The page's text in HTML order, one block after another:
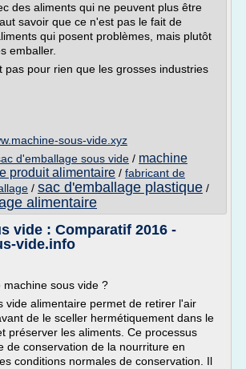
des aliments qui ne peuvent plus être
savoir que ce n'est pas le fait de
qui posent problèmes, mais plutôt
emballer.
pas pour rien que les grosses industries
sous-vide.xyz
d'emballage sous vide / machine
produit alimentaire / fabricant de
/ sac d'emballage plastique /
alimentaire
vide : Comparatif 2016 -
vide.info
sous vide ?
vide alimentaire permet de retirer l'air
de le sceller hermétiquement dans le
préserver les aliments. Ce processus
de conservation de la nourriture en
conditions normales de conservation. Il